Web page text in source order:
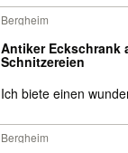
Bergheim
Antiker Eckschrank
Schnitzereien
Ich biete einen
Bergheim